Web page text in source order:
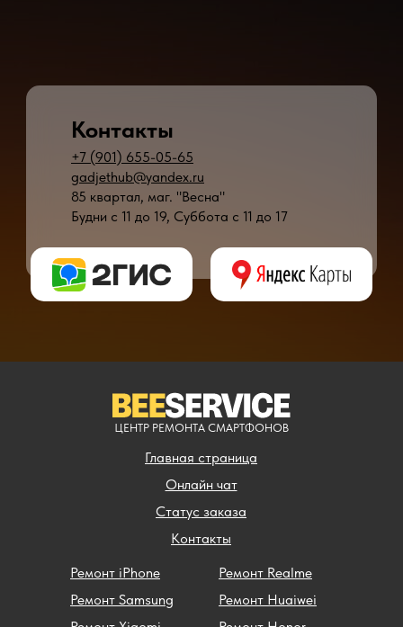
+7 (901) 655-05-65
gadjethub@yandex.ru
85 квартал, маг. "Весна"
Будни с 11 до 19, Суббота с 11 до 17
Контакты
Главная страница
Контакты
Статус заказа
Ремонт iPhone
Ремонт Samsung
Ремонт Realme
Ремонт Huaiwei
* - время ремонта может меняться в зависимости от модели устройства и
Онлайн чат
ЦЕНТР РЕМОНТА СМАРТФОНОВ